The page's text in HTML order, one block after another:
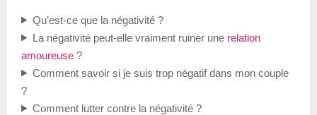
Qu’est-ce que la négativité ?
La négativité peut-elle vraiment ruiner une relation
amoureuse ?
Comment savoir si je suis trop négatif dans mon couple
?
Comment lutter contre la négativité ?